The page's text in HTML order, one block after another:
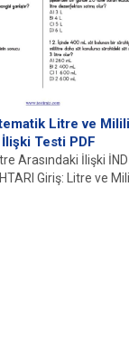
Litre ve
Testi PDF
Arasındaki İlişki
Giriş: Litre ve